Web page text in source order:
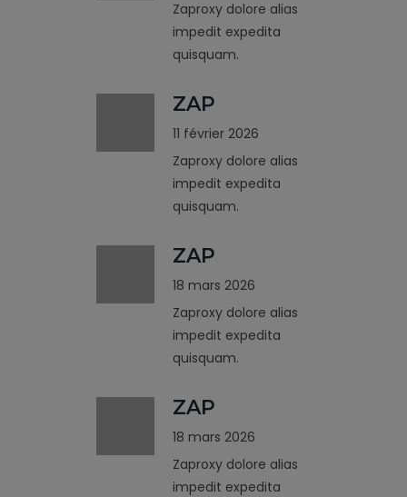
Zaproxy dolore alias
impedit expedita
quisquam.
ZAP
11 février 2026
Zaproxy dolore alias
impedit expedita
quisquam.
ZAP
18 mars 2026
Zaproxy dolore alias
impedit expedita
quisquam.
ZAP
18 mars 2026
Zaproxy dolore alias
impedit expedita